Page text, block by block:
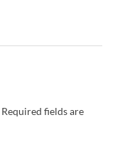
Required fields are